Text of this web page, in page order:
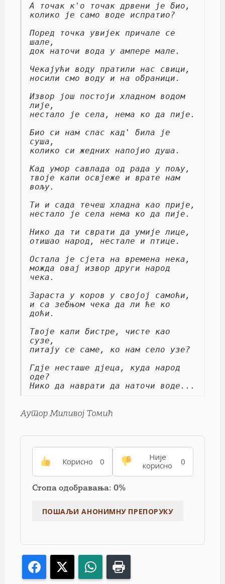
А точак к'о точак дрвени је био,
колико је само воде испратио?
Поред точка увијек причале се
шале,
док наточи вода у ампере мале.
Чекајући воду пратили нас свици,
носили смо воду и на обраници.
Извор још постоји хладном водом
лије,
нестало је села, нема ко да пије.
Био си нам спас кад' била је
суша,
колико си жедних напојио душа.
Кад умор савлада од рада у пољу,
твоје капи освјеже и врате нам
вољу.
Ти и сада течеш хладна као прије,
нестало је села нема ко да пије.
Нико да ти сврати да умије лице,
отишао народ, нестале и птице.
Остала је сјета на времена нека,
можда овај извор други народ
чека.
Зараста у коров у својој самоћи,
и са зебњом чека да ли ће ко
доћи.
Твоје капи бистре, чисте као
сузе,
питају се саме, ко нам село узе?
Гдје несташе дјеца, куда народ
оде?
Нико да наврати да наточи воде...
Аутор Миливој Томић
Корисно 0
Није
корисно
0
Стопа одобравања: 0%
Facebook WhatsApp